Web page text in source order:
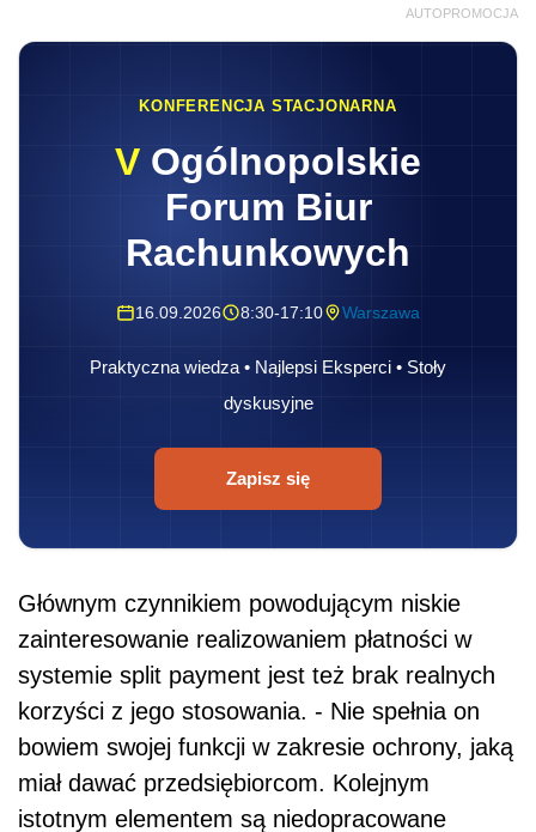
AUTOPROMOCJA
KONFERENCJA STACJONARNA
V Ogólnopolskie
Forum Biur
Rachunkowych
16.09.2026 8:30-17:10 Warszawa
Praktyczna wiedza • Najlepsi Eksperci • Stoły
dyskusyjne
Zapisz się
Głównym czynnikiem powodującym niskie
zainteresowanie realizowaniem płatności w
systemie split payment jest też brak realnych
korzyści z jego stosowania. - Nie spełnia on
bowiem swojej funkcji w zakresie ochrony, jaką
miał dawać przedsiębiorcom. Kolejnym
istotnym elementem są niedopracowane